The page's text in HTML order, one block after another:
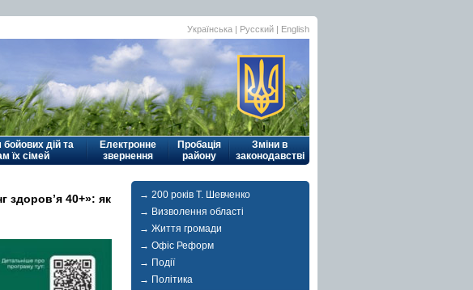
Українська | Русский | English
дій та
їх сімей
Електронне
звернення
Пробація
району
Зміни в
законодавстві
здоров’я 40+»: як
→ 200 років Т. Шевченко
→ Визволення області
→ Життя громади
→ Офіс Реформ
→ Події
→ Політика